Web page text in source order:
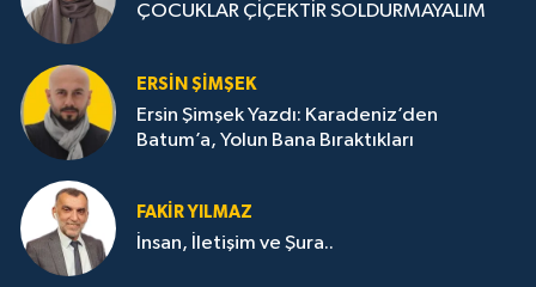
ÇOCUKLAR ÇİÇEKTİR SOLDURMAYALIM
ERSIN ŞIMŞEK
Ersin Şimşek Yazdı: Karadeniz’den
Batum’a, Yolun Bana Bıraktıkları
FAKIR YILMAZ
İnsan, İletişim ve Şura..